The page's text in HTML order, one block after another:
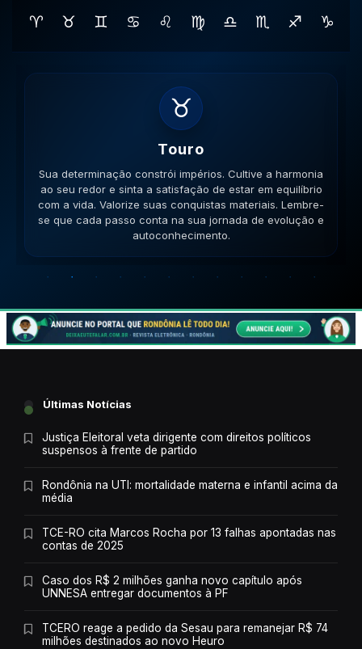
♈ ♉ ♊ ♋ ♌ ♍ ♎ ♏ ♐ ♑
♊
Gemeos
Sua habilidade manual pode ser útil. Conecte-se com
pessoas que compartilham seus ideais e veja como a
colaboração gera frutos. Esteja aberto a novas ideias.
Lembre-se que cada passo conta na sua jornada de
evolução e autoconhecimento.
Últimas Notícias
Justiça Eleitoral veta dirigente com direitos políticos
suspensos à frente de partido
Rondônia na UTI: mortalidade materna e infantil acima da
média
TCE-RO cita Marcos Rocha por 13 falhas apontadas nas
contas de 2025
Caso dos R$ 2 milhões ganha novo capítulo após
UNNESA entregar documentos à PF
TCERO reage a pedido da Sesau para remanejar R$ 74
milhões destinados ao novo Heuro